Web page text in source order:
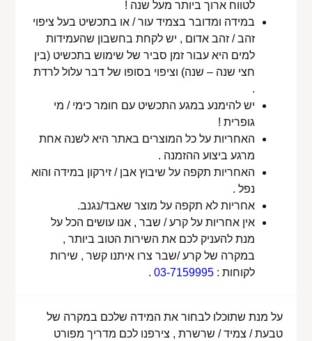
לטווח ארוך ביותר מעל שנה !
במידה ומדובר בצמיד עור / או בתכשיט בעל ציפוי
זהב / זהב אדום , יש לקחת בחשבון שהעמידות
למים היא עבור זמן סביר של שימוש בתכשיט (בין
חצי שנה – שנה) וציפוי בסופו של דבר עלול לרדת
.
יש להימנע במגע התכשיט עם חומר כימי / מי
גופרית !
האחריות על כל המוצרים באתר היא לשנה אחת
מרגע ביצוע ההזמנה .
האחריות תקפה על שיבוץ אבן / זירקון במידה והוא
נפל .
אחריות לא תקפה על מוצר שאבד/נגנב.
אין אחריות על קרע / שבר , אנו עושים הכל על
מנת להעניק לכם את השירות הטוב ביותר ,
במקרה של קרע /שבר צרו איתנו קשר , שירות
לקוחות :03-7159995
.
על מנת שתוכלו לבחור את המידה שלכם במקרה של
טבעת / צמיד / שרשרת , צירפנו לכם מדריך מפורט